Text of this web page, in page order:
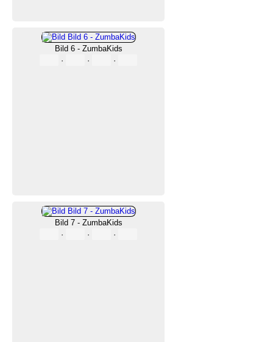
Bild 6 - ZumbaKids
·
· ·
Bild 7 - ZumbaKids
·
· ·